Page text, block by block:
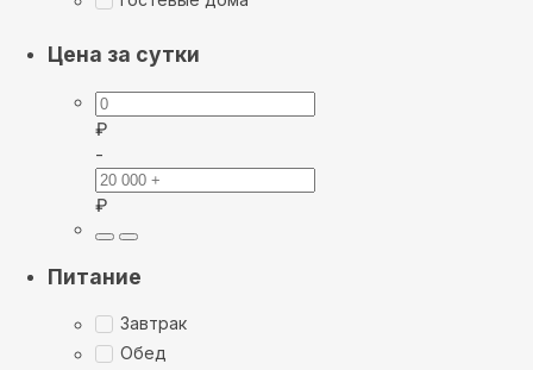
Цена за сутки
₽
-
₽
Питание
Завтрак
Обед